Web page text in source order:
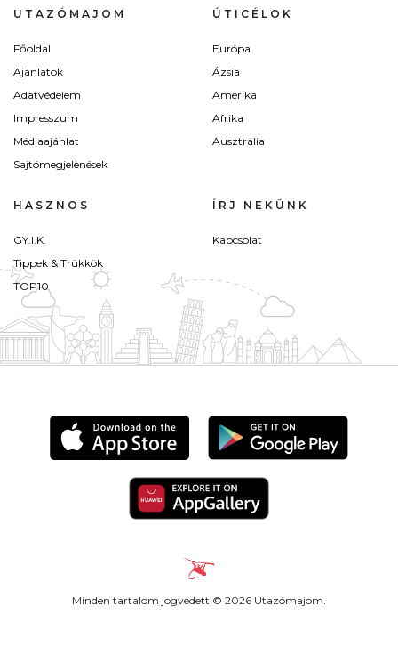
UTAZÓMAJOM
Főoldal
Ajánlatok
Adatvédelem
Impresszum
Médiaajánlat
Sajtómegjelenések
ÚTICÉLOK
Európa
Ázsia
Amerika
Afrika
Ausztrália
HASZNOS
GY.I.K.
Tippek & Trükkök
TOP10
ÍRJ NEKÜNK
Kapcsolat
Minden tartalom jogvédett © 2026 Utazómajom.